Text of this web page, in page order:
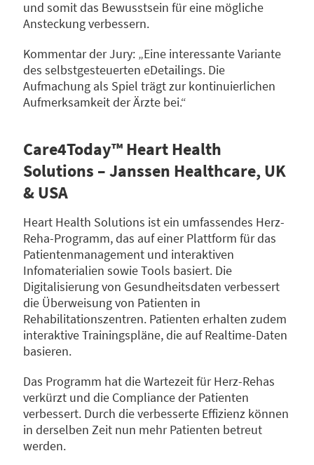
und somit das Bewusstsein für eine mögliche
Ansteckung verbessern.
Kommentar der Jury: „Eine interessante Variante
des selbstgesteuerten eDetailings. Die
Aufmachung als Spiel trägt zur kontinuierlichen
Aufmerksamkeit der Ärzte bei.“
Care4Today™ Heart Health
Solutions – Janssen Healthcare, UK
& USA
Heart Health Solutions ist ein umfassendes Herz-
Reha-Programm, das auf einer Plattform für das
Patientenmanagement und interaktiven
Infomaterialien sowie Tools basiert. Die
Digitalisierung von Gesundheitsdaten verbessert
die Überweisung von Patienten in
Rehabilitationszentren. Patienten erhalten zudem
interaktive Trainingspläne, die auf Realtime-Daten
basieren.
Das Programm hat die Wartezeit für Herz-Rehas
verkürzt und die Compliance der Patienten
verbessert. Durch die verbesserte Effizienz können
in derselben Zeit nun mehr Patienten betreut
werden.